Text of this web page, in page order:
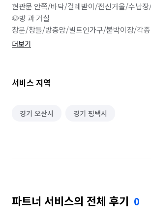
현관문 안쪽/바닥/걸레받이/전신거울/수납
🐶방 과 거실
창문/창틀/방충망/빌트인가구/붙박이장/각
전등갓/스위치/인터폰/콘센트/바닥/걸레받이
주방후드필터/스위치/콘센트/걸레받이/ 바닥
🐶화장실
거울/욕조/세면대/변기/벽면/바닥/배수구 등
수납공간/바닥/난간대/계단/전등갓/스위치/
■청소 미포함
더보기
서비스 지역
경기 오산시 경기 평택시
파트너 서비스의 전체 후기 0